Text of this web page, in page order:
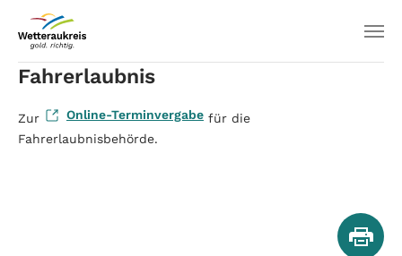
Fahrerlaubnis
Zur Online-Terminvergabe für die
Fahrerlaubnisbehörde.